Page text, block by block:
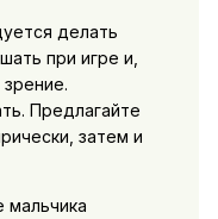
делать
при игре и,
Предлагайте
затем и
мальчика